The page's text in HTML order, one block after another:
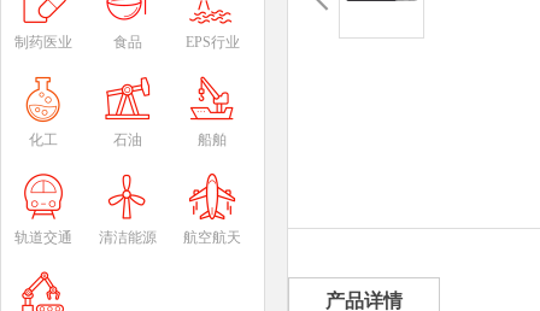
制药医业 食品 EPS行业
化工 石油 船舶
轨道交通 清洁能源 航空航天
产品详情